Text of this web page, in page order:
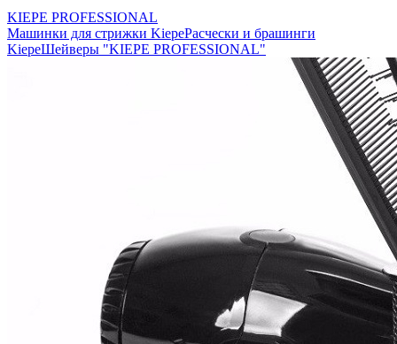
KIEPE PROFESSIONAL
Машинки для стрижки KiepeРасчески и брашинги
KiepeШейверы "KIEPE PROFESSIONAL"